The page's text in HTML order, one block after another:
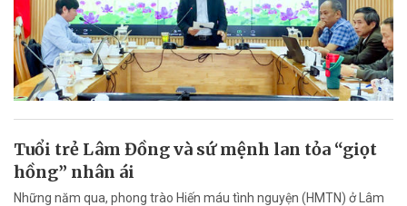
Tuổi trẻ Lâm Đồng và sứ mệnh lan tỏa “giọt
hồng” nhân ái
Những năm qua, phong trào Hiến máu tình nguyện (HMTN) ở Lâm